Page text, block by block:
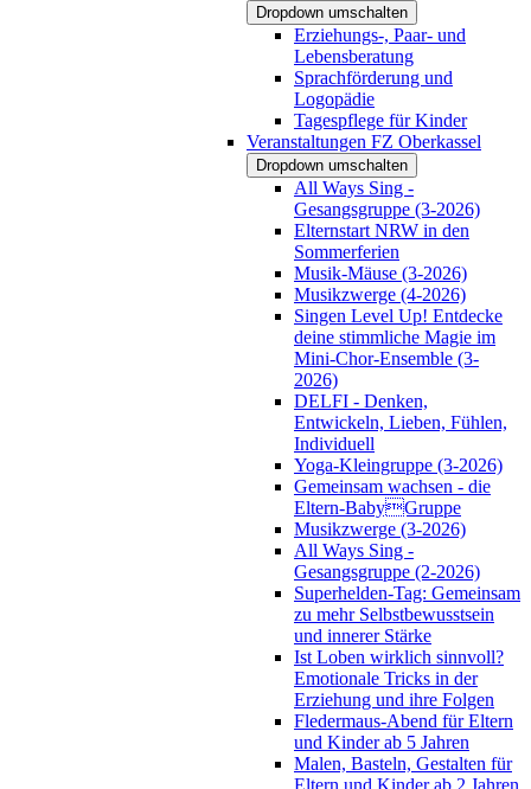
Dropdown umschalten
Erziehungs-, Paar- und
Lebensberatung
Sprachförderung und
Logopädie
Tagespflege für Kinder
Veranstaltungen FZ Oberkassel
Dropdown umschalten
All Ways Sing -
Gesangsgruppe (3-2026)
Elternstart NRW in den
Sommerferien
Musik-Mäuse (3-2026)
Musikzwerge (4-2026)
Singen Level Up! Entdecke
deine stimmliche Magie im
Mini-Chor-Ensemble (3-
2026)
DELFI - Denken,
Entwickeln, Lieben, Fühlen,
Individuell
Yoga-Kleingruppe (3-2026)
Gemeinsam wachsen - die
Eltern-BabyGruppe
Musikzwerge (3-2026)
All Ways Sing -
Gesangsgruppe (2-2026)
Superhelden-Tag: Gemeinsam
zu mehr Selbstbewusstsein
und innerer Stärke
Ist Loben wirklich sinnvoll?
Emotionale Tricks in der
Erziehung und ihre Folgen
Fledermaus-Abend für Eltern
und Kinder ab 5 Jahren
Malen, Basteln, Gestalten für
Eltern und Kinder ab 2 Jahren